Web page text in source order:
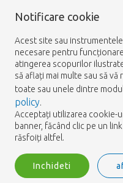
Notificare cookie
Acest site sau
necesare pentru
atingerea scopurilor
să aflați mai multe sau să
toate sau unele dintre
policy.
Acceptați utilizarea cookie-
banner, făcând clic pe un
răsfoiți altfel.
Inchideti